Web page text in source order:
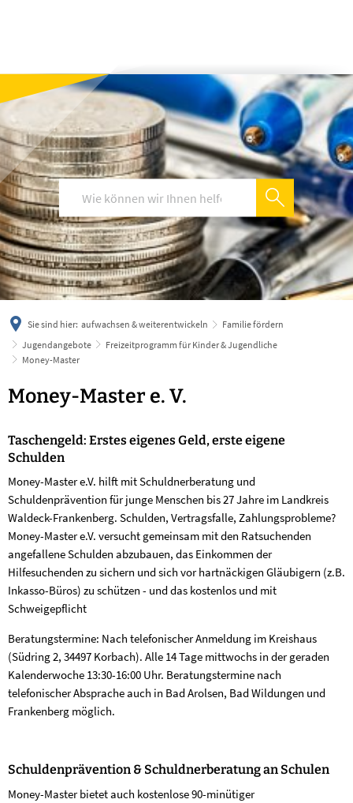
deutsch
Sie sind hier: aufwachsen & weiterentwickeln
Familie fördern
Jugendangebote
Freizeitprogramm für Kinder & Jugendliche
Money-Master
Money-
Money-Master e. V.
Taschengeld: Erstes eigenes Geld, erste eigene
Schulden
Money-Master e.V. hilft mit Schuldnerberatung und
Schuldenprävention für junge Menschen bis 27 Jahre im Landkreis
Waldeck-Frankenberg. Schulden, Vertragsfalle, Zahlungsprobleme?
Money-Master e.V. versucht gemeinsam mit den Ratsuchenden
angefallene Schulden abzubauen, das Einkommen der
Hilfesuchenden zu sichern und sich vor hartnäckigen Gläubigern (z.B.
Inkasso-Büros) zu schützen - und das kostenlos und mit
Schweigepflicht
Beratungstermine: Nach telefonischer Anmeldung im Kreishaus
(Südring 2, 34497 Korbach). Alle 14 Tage mittwochs in der geraden
Kalenderwoche 13:30-16:00 Uhr. Beratungstermine nach
telefonischer Absprache auch in Bad Arolsen, Bad Wildungen und
Frankenberg möglich.
Schuldenprävention & Schuldnerberatung an Schulen
Money-Master bietet auch kostenlose 90-minütiger